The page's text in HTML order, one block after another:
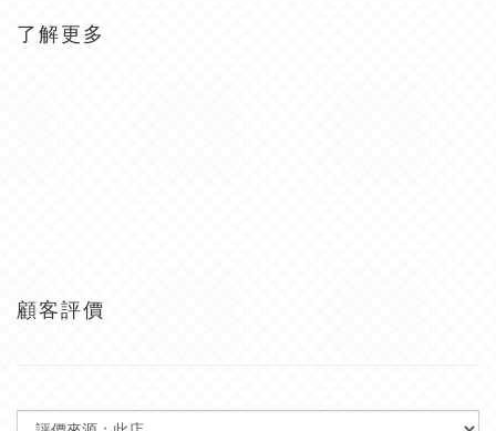
了解更多
顧客評價